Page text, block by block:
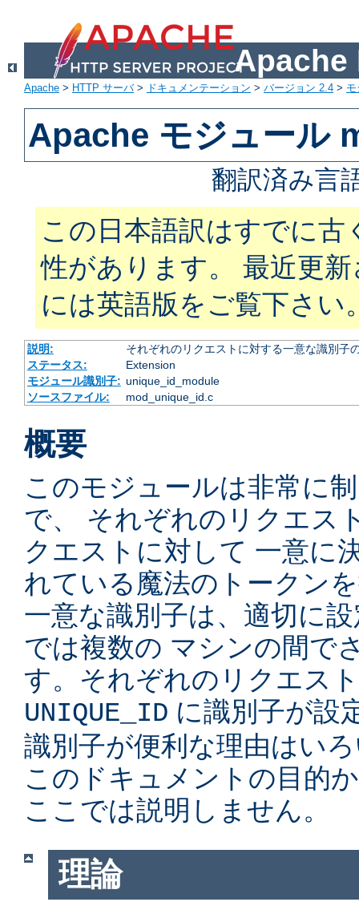
Apache
Apache > HTTP サーバ> ドキュメンテーション > バージョン 2.4 >
Apache モジュール
翻訳済み言
この日本語訳はすでに古
性があります。 最近更
には英語版をご覧下さい
説明:
それぞれのリクエストに対する一意な識別子
ステータス:
Extension
モジュール識別子: unique_id_module
ソースファイル:
mod_unique_id.c
概要
このモジュールは非常に
で、 それぞれのリクエス
クエストに対して 一意に
れている魔法のトークン
一意な識別子は、適切に
では複数の マシンの間で
す。それぞれのリクエス
UNIQUE_ID に識別子が設
識別子が便利な理由はい
このドキュメントの目的
ここでは説明しません。
理論